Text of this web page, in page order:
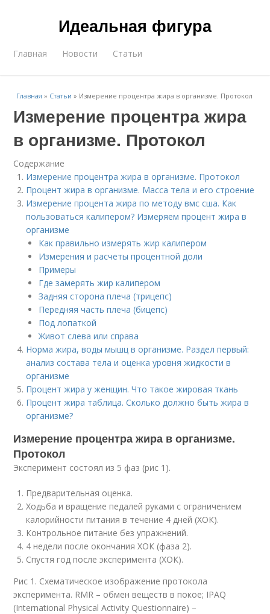
Идеальная фигура
Главная Новости Статьи
Главная » Статьи » Измерение процентра жира в организме. Протокол
Измерение процентра жира
в организме. Протокол
Содержание
Измерение процентра жира в организме. Протокол
Процент жира в организме. Масса тела и его строение
Измерение процента жира по методу вмс сша. Как
пользоваться калипером? Измеряем процент жира в
организме
Как правильно измерять жир калипером
Измерения и расчеты процентной доли
Примеры
Где замерять жир калипером
Задняя сторона плеча (трицепс)
Передняя часть плеча (бицепс)
Под лопаткой
Живот слева или справа
Норма жира, воды мышц в организме. Раздел первый:
анализ состава тела и оценка уровня жидкости в
организме
Процент жира у женщин. Что такое жировая ткань
Процент жира таблица. Сколько должно быть жира в
организме?
Измерение процентра жира в организме.
Протокол
Эксперимент состоял из 5 фаз (рис 1).
Предварительная оценка.
Ходьба и вращение педалей руками с ограничением
калорийности питания в течение 4 дней (ХОК).
Контрольное питание без упражнений.
4 недели после окончания ХОК (фаза 2).
Спустя год после эксперимента (ХОК).
Рис 1. Схематическое изображение протокола
эксперимента. RMR – обмен веществ в покое; IPAQ
(International Physical Activity Questionnaire) –